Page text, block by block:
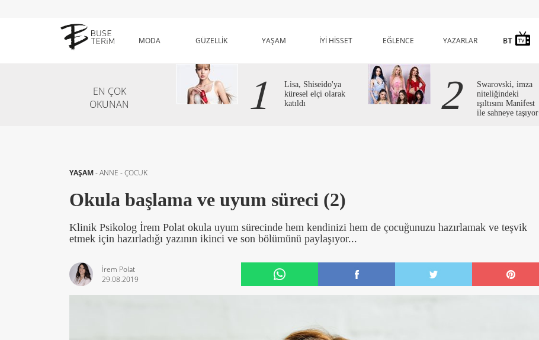
MODA GÜZELLİK YAŞAM İYİ HİSSET EĞLENCE YAZARLAR
EN ÇOK
OKUNAN
1
Lisa, Shiseido'ya
küresel elçi olarak
katıldı
2
Swarovski, imza
niteliğindeki
ışıltısını Manifest
ile sahneye taşıyor
YAŞAM-ANNE - ÇOCUK
Okula başlama ve uyum süreci (2)
Klinik Psikolog İrem Polat okula uyum sürecinde hem kendinizi hem de çocuğunuzu hazırlamak ve teşvik
etmek için hazırladığı yazının ikinci ve son bölümünü paylaşıyor...
İrem Polat
29.08.2019